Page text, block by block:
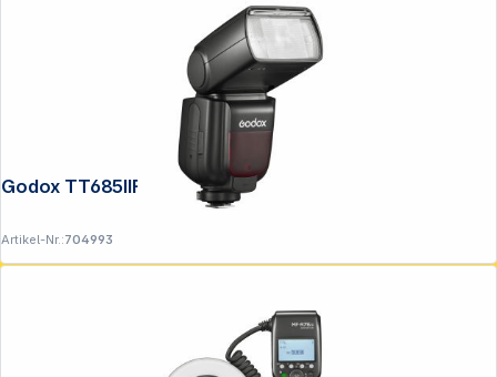
Godox TT685IIF Fujifilm
Artikel-Nr.:704993
Copyright © 2001 - 2026 DGH - Alle Rechte vorbehalten.